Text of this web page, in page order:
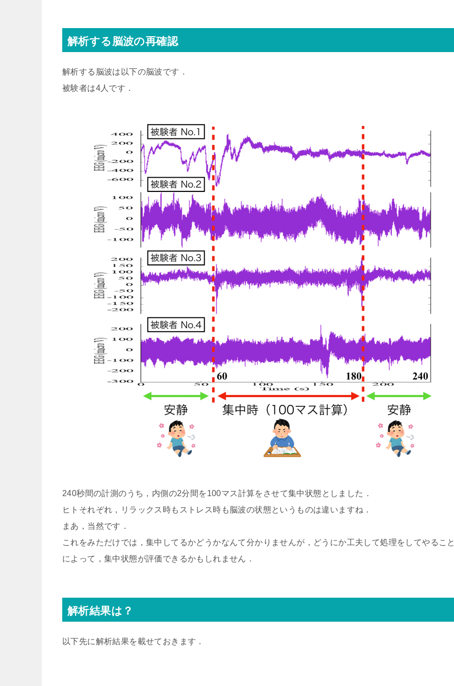
解析する脳波の再確認
解析する脳波は以下の脳波です．
被験者は4人です．
240秒間の計測のうち，内側の2分間を100マス計算をさせて集中状態としました．
ヒトそれぞれ，リラックス時もストレス時も脳波の状態というものは違いますね．
まあ，当然です．
これをみただけでは，集中してるかどうかなんて分かりませんが，どうにか工夫して処理をしてやること
によって，集中状態が評価できるかもしれません．
解析結果は？
以下先に解析結果を載せておきます．